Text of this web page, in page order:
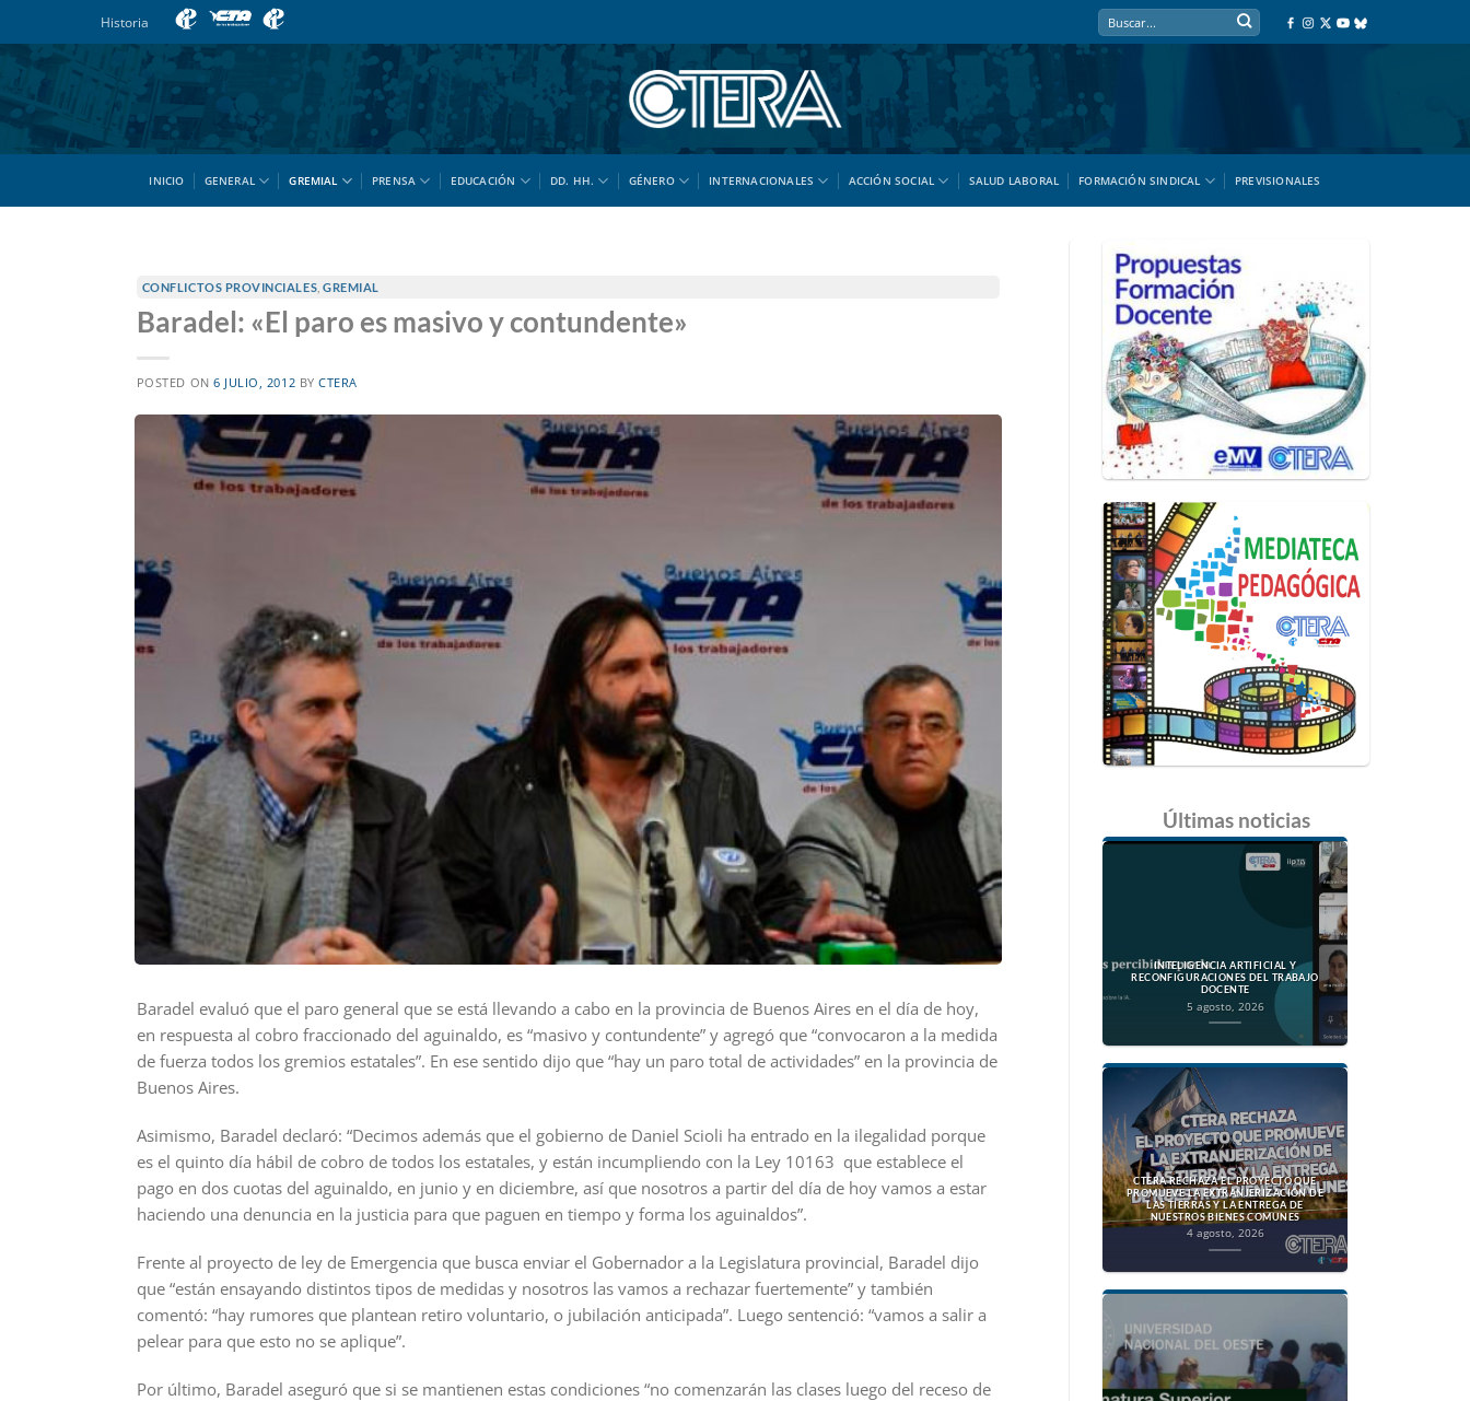
al
contenido
Historia
INICIO GENERAL GREMIAL PRENSA EDUCACIÓN DD. HH. GÉNERO INTERNACIONALES ACCIÓN SOCIAL SALUD LABORAL FORMACIÓN SINDICAL PREVISIONALES
CONFLICTOS PROVINCIALES ,GREMIAL
Baradel: «El paro es masivo y contundente»
POSTED ON6 JULIO, 2012 BYCTERA
Baradel evaluó que el paro general que se está llevando a cabo en la provincia de Buenos Aires en el día de hoy,
en respuesta al cobro fraccionado del aguinaldo, es “masivo y contundente” y agregó que “convocaron a la medida
de fuerza todos los gremios estatales”. En ese sentido dijo que “hay un paro total de actividades” en la provincia de
Buenos Aires.
Asimismo, Baradel declaró: “Decimos además que el gobierno de Daniel Scioli ha entrado en la ilegalidad porque
es el quinto día hábil de cobro de todos los estatales, y están incumpliendo con la Ley 10163 que establece el
pago en dos cuotas del aguinaldo, en junio y en diciembre, así que nosotros a partir del día de hoy vamos a estar
haciendo una denuncia en la justicia para que paguen en tiempo y forma los aguinaldos”.
Frente al proyecto de ley de Emergencia que busca enviar el Gobernador a la Legislatura provincial, Baradel dijo
que “están ensayando distintos tipos de medidas y nosotros las vamos a rechazar fuertemente” y también
comentó: “hay rumores que plantean retiro voluntario, o jubilación anticipada”. Luego sentenció: “vamos a salir a
pelear para que esto no se aplique”.
Por último, Baradel aseguró que si se mantienen estas condiciones “no comenzarán las clases luego del receso de
Últimas noticias
INTELIGENCIA ARTIFICIAL Y
RECONFIGURACIONES DEL TRABAJO
DOCENTE
5 agosto, 2026
CTERA RECHAZA EL PROYECTO QUE
PROMUEVE LA EXTRANJERIZACIÓN DE
LAS TIERRAS Y LA ENTREGA DE
NUESTROS BIENES COMUNES
4 agosto, 2026